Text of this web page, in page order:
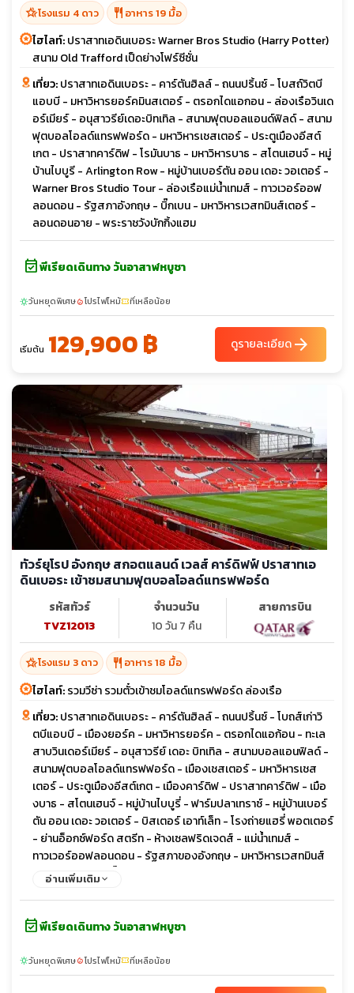
hotel_classโรงแรม 4 ดาว restaurant อาหาร 19 มื้อ
ไฮไลท์:ปราสาทเอดินเบอระ Warner Bros Studio (Harry Potter)
สนาม Old Trafford เป็ดย่างโฟร์ซีซั่น
เที่ยว:ปราสาทเอดินเบอระ - คาร์ตันฮิลล์ - ถนนปริ้นซ์ - โบสถ์วิตบี
แอบบี - มหาวิหารยอร์คมินสเตอร์ - ตรอกไดแอกอน - ล่องเรือวินเด
อร์เมียร์ - อนุสาวรีย์เดอะบิทเทิล - สนามฟุตบอลแอนด์ฟิลด์ - สนาม
ฟุตบอลโอลด์แทรฟฟอร์ด - มหาวิหารเชสเตอร์ - ประตูเมืองอีสต์
เกต - ปราสาทคาร์ดิฟ - โรมันบาธ - มหาวิหารบาธ - สโตนเฮนจ์ - หมู่
บ้านไบบูรี - Arlington Row - หมู่บ้านเบอร์ตัน ออน เดอะ วอเตอร์ -
Warner Bros Studio Tour - ล่องเรือแม่น้ำเทมส์ - ทาวเวอร์ออฟ
ลอนดอน - รัฐสภาอังกฤษ - บิ๊กเบน - มหาวิหารเวสทมินส์เตอร์ -
ลอนดอนอาย - พระราชวังบักกิ้งแฮม
event_availableพีเรียดเดินทาง วันอาสาฬหบูชา
sunnyวันหยุดพิเศษlocal_fire_departmentโปรไฟไหม้confirmation_numberที่เหลือน้อย
เริ่มต้น 129,900 ฿ ดูรายละเอียดarrow_forward
ทัวร์ยุโรป อังกฤษ สกอตแลนด์ เวลส์ คาร์ดิฟฟ์ ปราสาทเอ
ดินเบอระ เข้าชมสนามฟุตบอลโอลด์แทรฟฟอร์ด
รหัสทัวร์
TVZ12013
จำนวนวัน
10 วัน 7 คืน
สายการบิน
hotel_classโรงแรม 3 ดาว restaurant อาหาร 18 มื้อ
ไฮไลท์:รวมวีซ่า รวมตั๋วเข้าชมโอลด์แทรฟฟอร์ด ล่องเรือ
เที่ยว:ปราสาทเอดินเบอระ - คาร์ตันฮิลล์ - ถนนปริ้นซ์ - โบถส์เก่าวิ
ตบีแอบบี - เมืองยอร์ค - มหาวิหารยอร์ค - ตรอกไดแอก้อน - ทะเล
สาบวินเดอร์เมียร์ - อนุสาวรีย์ เดอะ บิทเทิล - สนามบอลแอนฟิลด์ -
สนามฟุตบอลโอลด์แทรฟฟอร์ด - เมืองเชสเตอร์ - มหาวิหารเชส
เตอร์ - ประตูเมืองอีสต์เกต - เมืองคาร์ดิฟ - ปราสาทคาร์ดิฟ - เมือ
งบาธ - สโตนเฮนจ์ - หมู่บ้านไบบูรี่ - ฟาร์มปลาเทราซ์ - หมู่บ้านเบอร์
ตัน ออน เดอะ วอเตอร์ - บิสเตอร์ เอาท์เล็ท - โรงถ่ายแฮรี่ พอตเตอร์
- ย่านอ็อกซ์ฟอร์ด สตรีท - ห้างเซลฟริดเจดส์ - แม่น้ำเทมส์ -
ทาวเวอร์ออฟลอนดอน - รัฐสภาของอังกฤษ - มหาวิหารเวสทมินส์
เตอร์ - หอนาฬิกาบิ๊กเบน - จัตุรัสทราฟัลการ์ - มหาวิหารเซนต์พอลส์
อ่านเพิ่มเติม
event_availableพีเรียดเดินทาง วันอาสาฬหบูชา
sunnyวันหยุดพิเศษlocal_fire_departmentโปรไฟไหม้confirmation_numberที่เหลือน้อย